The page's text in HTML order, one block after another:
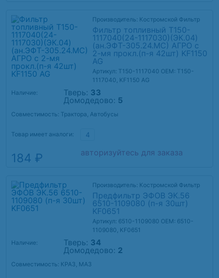
Производитель: Костромской Фильтр
Фильтр топливный Т150-
1117040(24-1117030)(ЭК.04)
(ан.ЭФТ-305.24.МС) АГРО с
2-мя прокл.(п-я 42шт) KF1150
AG
Артикул: Т150-1117040 OEM: Т150-
1117040, KF1150 AG
Наличие:
Тверь: 33
Домодедово: 5
Совместимость: Трактора, Автобусы
Товар имеет аналоги: 4
184 ₽ авторизуйтесь для заказа
Производитель: Костромской Фильтр
Предфильтр ЭФОВ ЭК.56
6510-1109080 (п-я 30шт)
KF0651
Артикул: 6510-1109080 OEM: 6510-
1109080, KF0651
Наличие:
Тверь: 34
Домодедово: 2
Совместимость: КРАЗ, МАЗ